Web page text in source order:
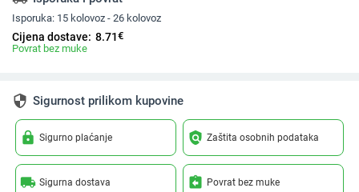
Isporuka: 15 kolovoz - 26 kolovoz
Cijena dostave: 8.71€
Povrat bez muke
security Sigurnost prilikom kupovine
lock Sigurno plaćanje policy Zaštita osobnih podataka
local_shipping Sigurna dostava assignment_return Povrat bez muke